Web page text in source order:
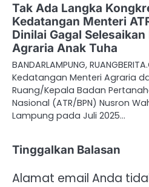
Tak Ada Langka
Kedatangan Menteri
Dinilai Gagal
Agraria Anak Tuha
BANDARLAMPUNG,
Kedatangan Menteri Agraria
Ruang/Kepala Badan
Nasional (ATR/BPN) Nusron
Lampung pada Juli 2025…
Tinggalkan Balasan
Alamat email Anda